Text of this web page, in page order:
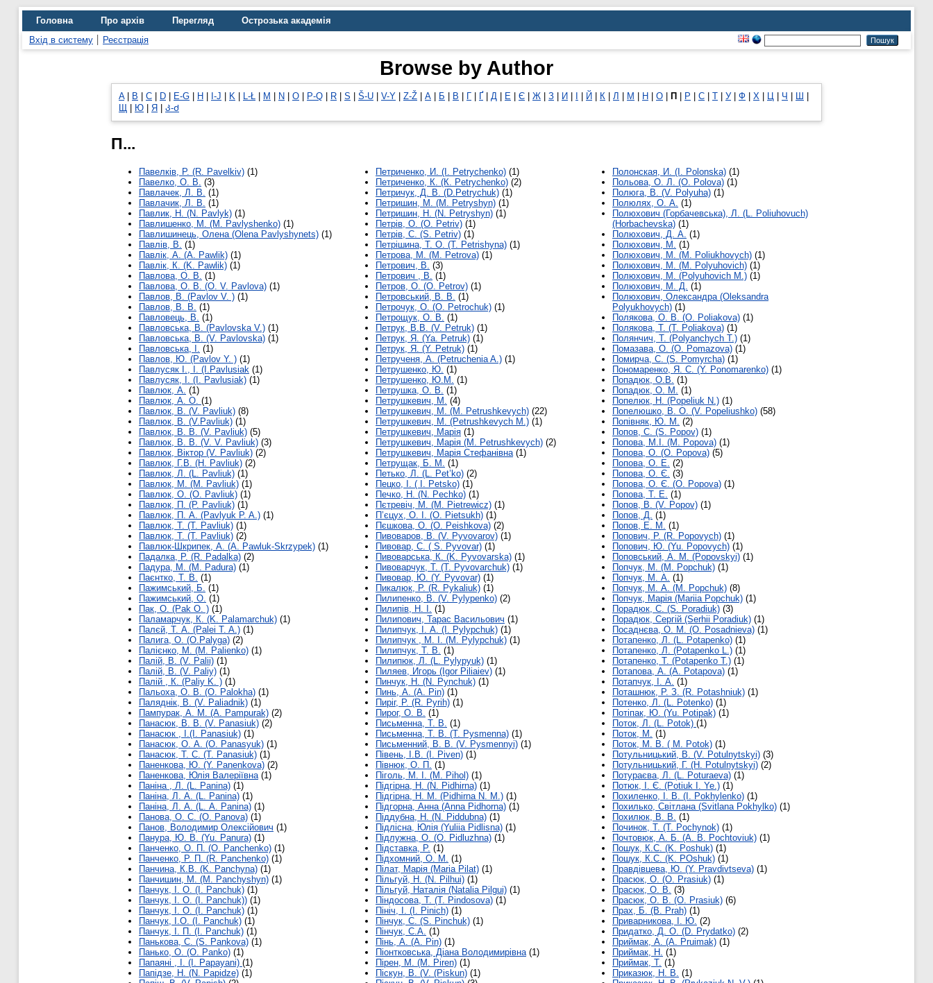
Головна Про архів Перегляд
Острозька академія
Вхід в систему
Реєстрація
Browse by Author
A| B C D E-G H I-J K L-Ł M N O P-Q R S Š-U V-Y Z-Ž А Б В Г Ґ Д Е Є Ж З И Й К Л М Н О П Р С Т У| Ф Х Ц Ч Ш
Щ
Ю Я Კ-Ძ
П...
Павелків, Р. (R. Pavelkiv) (1)
Павелко, О. В. (3)
Павлачек, Л. В. (1)
Павлачик, Л. В. (1)
Павлик, Н. (N. Pavlyk) (1)
Павлишенко, М. (М. Pavlyshenko) (1)
Павлишинець, Олена (Olena Pavlyshynets) (1)
Павлів, В. (1)
Павлік, А. (A. Pawlik) (1)
Павлік, К. (K. Pawlik) (1)
Павлова, О. В. (1)
Павлова, О. В. (O. V. Pavlova) (1)
Павлов, В. (Pavlov V. ) (1)
Павлов, В. В. (1)
Павловець, В. (1)
Павловська, В. (Pavlovska V.) (1)
Павловська, В. (V. Pavlovska) (1)
Павловська, І. (1)
Павлов, Ю. (Pavlov Y. ) (1)
Павлусяк І., I. (I.Pavlusiak (1)
Павлусяк, І. (I. Pavlusiak) (1)
Павлюк, А. (1)
Павлюк, А. О. (1)
Павлюк, В. (V. Pavliuk) (8)
Павлюк, В. (V.Pavliuk) (1)
Павлюк, В. В. (V. Pavliuk) (5)
Павлюк, В. В. (V. V. Pavliuk) (3)
Павлюк, Віктор (V. Pavliuk) (2)
Павлюк, Г.В. (H. Pavliuk) (2)
Павлюк, Л. (L. Pavliuk) (1)
Павлюк, М. (M. Pavliuk) (1)
Павлюк, О. (O. Pavliuk) (1)
Павлюк, П. (P. Pavliuk) (1)
Павлюк, П. А. (Pavlyuk P. A.) (1)
Павлюк, Т. (T. Pavliuk) (1)
Павлюк, Т. (Т. Pavliuk) (2)
Павлюк-Шкрипек, А. (A. Pawluk-Skrzypek) (1)
Падалка, Р. (R. Padalka) (2)
Падура, М. (M. Padura) (1)
Паєнтко, Т. В. (1)
Пажимський, Б. (1)
Пажимський, О. (1)
Пак, О. (Pak O. ) (1)
Паламарчук, К. (K. Palamarchuk) (1)
Палєй, Т. A. (Palei T. A.) (1)
Палига, О. (O.Palyga) (2)
Палієнко, М. (M. Palienko) (1)
Палій, В. (V. Palii) (1)
Палій, В. (V. Paliy) (1)
Палій , К. (Paliy K. ) (1)
Пальоха, O. B. (O. Palokha) (1)
Паляднік, В. (V. Paliadnik) (1)
Пампурак, А. М. (A. Pampurak) (2)
Панасюк, В. В. (V. Panasiuk) (2)
Панасюк , І.(I. Panasiuk) (1)
Панасюк, О. А. (O. Panasyuk) (1)
Панасюк, Т. С. (T. Panasiuk) (1)
Паненкова, Ю. (Y. Panenkova) (2)
Паненкова, Юлія Валеріївна(1)
Паніна , Л. (L. Panina) (1)
Паніна, Л. А. (L. Panina) (1)
Паніна, Л. А. (L. А. Panina) (1)
Панова, О. С. (O. Panova) (1)
Панов, Володимир Олексійович (1)
Панура, Ю. В. (Yu. Panura) (1)
Панченко, О. П. (O. Panchenko) (1)
Панченко, Р. П. (R. Panchenko) (1)
Панчина, К.В. (K. Panchyna) (1)
Панчишин, М. (M. Panchyshyn) (1)
Панчук, І. О. (I. Panchuk) (1)
Панчук, І. О. (I. Panchuk)) (1)
Панчук, І. О. (І. Panchuk) (1)
Панчук, І.О. (І. Panchuk) (1)
Панчук, І. П. (І. Panchuk) (1)
Панькова, С. (S. Pankova) (1)
Панько, О. (O. Panko) (1)
Папаяні , І. (I. Papayani) (1)
Папідзе, Н. (N. Papidze) (1)
Петриченко, И. (I. Petrychenko) (1)
Петриченко, К. (К. Petrychenko) (2)
Петричук, Д. В. (D.Petrychuk) (1)
Петришин, М. (M. Petryshyn) (1)
Петришин, Н. (N. Petryshyn) (1)
Петрів, О. (O. Petriv) (1)
Петрів, С. (S. Petriv) (1)
Петрішина, Т. О. (T. Petrishyna) (1)
Петрова, М. (M. Petrova) (1)
Петрович, В. (3)
Петрович , В. (1)
Петров, О. (O. Petrov) (1)
Петровський, В. В. (1)
Петрочук, О. (O. Petrochuk) (1)
Петрощук, О. В. (1)
Петрук, В.В. (V. Petruk) (1)
Петрук, Я. (Ya. Petruk) (1)
Петрук, Я. (Y. Petruk) (1)
Петрученя, А. (Petruchenia A.) (1)
Петрушенко, Ю. (1)
Петрушенко, Ю.М. (1)
Петрушка, О. В. (1)
Петрушкевич, М. (4)
Петрушкевич, М. (M. Petrushkevych) (22)
Петрушкевич, М. (Petrushkevych M.) (1)
Петрушкевич, Марія (1)
Петрушкевич, Марія (M. Petrushkevych) (2)
Петрушкевич, Марія Стефанівна(1)
Петрущак, Б. М. (1)
Петько, Л. (L. Pet’ko) (2)
Пецко, І. ( I. Petsko) (1)
Печко, Н. (N. Pechko) (1)
Пєтревіч, M. (M. Pietrewicz) (1)
П’єцух, О. І. (O. Pietsukh) (1)
Пєшкова, О. (O. Peishkova) (2)
Пивоваров, В. (V. Pyvovarov) (1)
Пивовар, С. ( S. Pyvovar) (1)
Пивоварська, К. (K. Pуvovarska) (1)
Пивоварчук, Т. (T. Pyvovarchuk) (1)
Пивовар, Ю. (Y. Pyvovar) (1)
Пикалюк, Р. (R. Pykaliuk) (1)
Пилипенко, В. (V. Pylypenko) (2)
Пилипів, Н. І. (1)
Пилипович, Тарас Васильович (1)
Пилипчук, І. А. (I. Pylypchuk) (1)
Пилипчук , М. І. (M. Pylypchuk) (1)
Пилипчук, Т. В. (1)
Пилипюк, Л. (L. Pylypyuk) (1)
Пиляев, Игорь (Igor Piliaiev) (1)
Пинчук, Н. (N. Pynchuk) (1)
Пинь, А. (A. Pin) (1)
Пиріг, Р. (R. Pyrih) (1)
Пирог, О. В. (1)
Письменна, Т. В. (1)
Письменна, Т. В. (T. Pysmenna) (1)
Письменний, B. B. (V. Pysmennyi) (1)
Півень, І.В. (I. Piven) (1)
Півнюк, О. П. (1)
Піголь, М. І. (M. Pihol) (1)
Підгірна, Н. (N. Pidhirna) (1)
Підгірна, Н. М. (Pidhirna N. M.) (1)
Підгорна, Анна (Anna Pidhorna) (1)
Піддубна, Н. (N. Piddubna) (1)
Підлісна, Юлія (Yuliia Pidlisna) (1)
Підлужна, О. (O. Pidluzhna) (1)
Підставка, Р. (1)
Підхомний, О. М. (1)
Пілат, Марія (Maria Pilat) (1)
Пільгуй, Н. (N. Pilhui) (1)
Пільгуй, Наталія (Natalia Pilgui) (1)
Піндосова, Т. (T. Pindosova) (1)
Пініч, І. (I. Pinich) (1)
Пінчук, С. (S. Pinchuk) (1)
Пінчук, С.А. (1)
Пінь, А. (A. Pin) (1)
Піонтковська, Діана Володимирівна(1)
Пірен, М. (M. Piren) (1)
Піскун, В. (V. (Piskun) (1)
Полонская, И. (I. Polonska) (1)
Польова, О. Л. (O. Polova) (1)
Полюга, В. (V. Polyuha) (1)
Полюлях, О. А. (1)
Полюхович (Горбачевська), Л. (L. Poliuhovuch)
(Horbachevska) (1)
Полюхович, Д. А. (1)
Полюхович, М. (1)
Полюхович, М. (M. Poliukhovych) (1)
Полюхович, М. (M. Polyuhovich) (1)
Полюхович, М. (Polyuhovich M.) (1)
Полюхович, М. Д. (1)
Полюхович, Олександра (Oleksandra
Polyukhovych) (1)
Полякова, О. В. (O. Poliakova) (1)
Полякова, Т. (T. Poliakova) (1)
Полянчич, Т. (Polyanchych T.) (1)
Помазава, О. (O. Pomazova) (1)
Помирча, С. (S. Pomyrcha) (1)
Пономаренко, Я. С. (Y. Ponomarenko) (1)
Попадюк, О.В. (1)
Попадюк, О. М. (1)
Попелюк, Н. (Popeliuk N.) (1)
Попелюшко, В. О. (V. Popeliushko) (58)
Попівняк, Ю. М. (2)
Попов, C. (S. Popov) (1)
Попова, М.І. (M. Popova) (1)
Попова, О. (O. Popova) (5)
Попова, О. Е. (2)
Попова, О. Є. (3)
Попова, О. Є. (O. Popova) (1)
Попова, Т. Е. (1)
Попов, В. (V. Popov) (1)
Попов, Д. (1)
Попов, Е. М. (1)
Попович, Р. (R. Popovych) (1)
Попович, Ю. (Yu. Popovych) (1)
Поповський, А. М. (Popovskyi) (1)
Попчук, М. (M. Popchuk) (1)
Попчук, М. А. (1)
Попчук, М. А. (M. Popchuk) (8)
Попчук, Марія (Mariia Popchuk) (1)
Порадюк, С. (S. Poradiuk) (3)
Порадюк, Сергій (Serhii Poradiuk) (1)
Посаднєва, О. М. (O. Posadnieva) (1)
Потапенко, Л. (L. Potapenko) (1)
Потапенко, Л. (Potapenko L.) (1)
Потапенко, Т. (Potapenko Т.) (1)
Потапова, А. (A. Potapova) (1)
Потапчук, І. А. (1)
Поташнюк, Р. З. (R. Potashniuk) (1)
Потенко, Л. (L. Potenko) (1)
Потіпак, Ю. (Yu. Potipak) (1)
Поток, Л. (L. Potok) (1)
Поток, М. (1)
Поток, М. В. ( M. Potok) (1)
Потульницький, В. (V. Potulnytskyi) (3)
Потульницький, Г. (H. Potulnytskyi) (2)
Потураєва, Л. (L. Poturaeva) (1)
Потюк, І. Є. (Potiuk I. Ye.) (1)
Похиленко, І. В. (I. Pokhylenko) (1)
Похилько, Світлана (Svitlana Pokhylko) (1)
Похилюк, В. В. (1)
Починок, Т. (T. Pochynok) (1)
Почтовюк, А. Б. (A. B. Pochtoviuk) (1)
Пошук, К.С. (K. Poshuk) (1)
Пошук, К.С. (K. POshuk) (1)
Правдівцева, Ю. (Y. Pravdivtseva) (1)
Прасюк, О. (O. Prasiuk) (1)
Прасюк, О. В. (3)
Прасюк, О. В. (O. Prasiuk) (6)
Прах, Б. (B. Prah) (1)
Приварникова, І. Ю. (2)
Придатко, Д. О. (D. Prydatko) (2)
Приймак, А. (A. Pruimak) (1)
Приймак, Н. (1)
Приймак, Т. (1)
Приказюк, Н. В. (1)